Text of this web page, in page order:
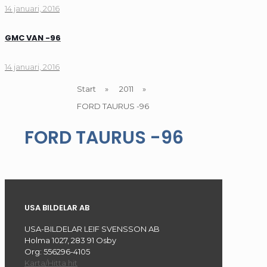
14 januari, 2016
GMC VAN -96
14 januari, 2016
Start » 2011
»
FORD TAURUS -96
FORD TAURUS -96
USA BILDELAR AB
USA-BILDELAR LEIF SVENSSON AB
Holma 1027, 283 91 Osby
Org: 556296-4105
Karta/Hitta hit